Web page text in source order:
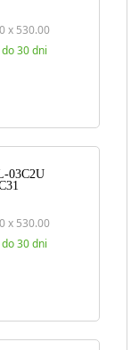
x 530.00
30 dni
03C2U
x 530.00
30 dni